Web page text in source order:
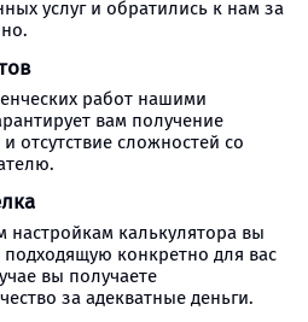
услуг и обратились к нам за
работ нашими
вам получение
отсутствие сложностей со
настройкам калькулятора вы
конкретно для вас
вы получаете
за адекватные деньги.